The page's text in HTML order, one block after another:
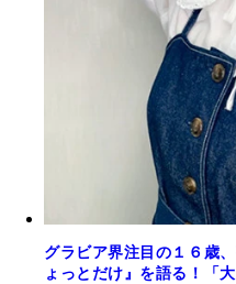
グラビア界注目の１６歳
ょっとだけ』を語る！「